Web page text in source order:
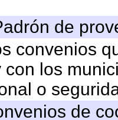
de
convenios
con los
o
de